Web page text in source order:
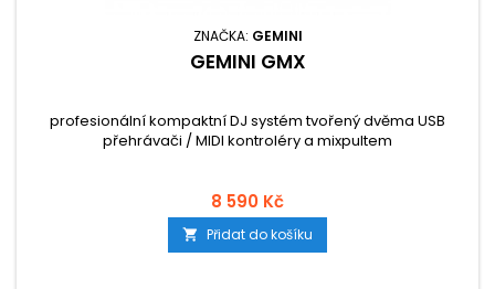
ZNAČKA: GEMINI
GEMINI GMX
profesionální kompaktní DJ systém tvořený dvěma USB
přehrávači / MIDI kontroléry a mixpultem
8 590 Kč
 Přidat do košíku